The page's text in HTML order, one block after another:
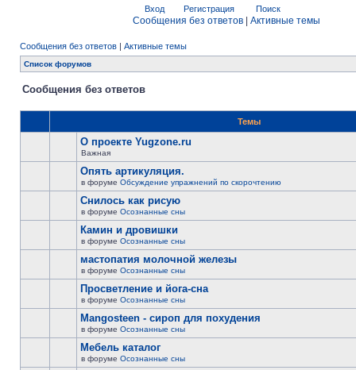
Вход Регистрация Поиск
Сообщения без ответов Активные темы
Сообщения без ответов | Активные темы
Список форумов
Сообщения без ответов
Темы
О проекте Yugzone.ru
Важная
Опять артикуляция.
в форуме Обсуждение упражнений по скорочтению
Снилось как рисую
в форуме Осознанные сны
Камин и дровишки
в форуме Осознанные сны
мастопатия молочной железы
в форуме Осознанные сны
Просветление и йога-сна
в форуме Осознанные сны
Mangosteen - сироп для похудения
в форуме Осознанные сны
Мебель каталог
в форуме Осознанные сны